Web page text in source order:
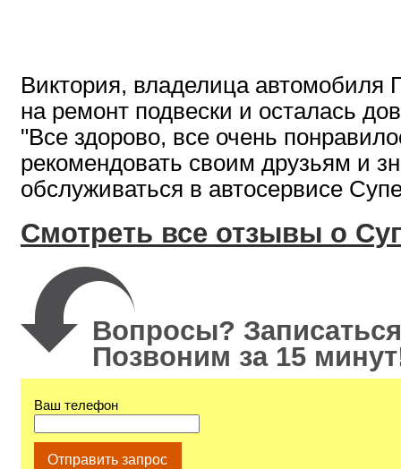
Виктория, владелица автомобиля
на ремонт подвески и осталась
"Все здорово, все очень
рекомендовать своим друзьям и
обслуживаться в автосервисе
Смотреть все отзывы о
Вопросы?
Позвоним за 15
Ваш телефон
Отправить запрос